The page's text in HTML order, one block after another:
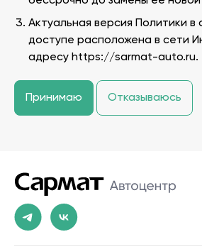
Актуальная версия Политики в
доступе расположена в сети
адресу https://sarmat-auto.ru.
Принимаю Отказываюсь